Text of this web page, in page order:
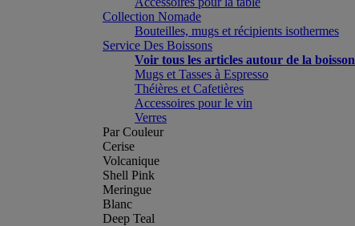
Collection Nomade
Bouteilles, mugs et récipients isothermes
Service Des Boissons
Voir tous les articles autour de la boisson
Mugs et Tasses à Espresso
Théières et Cafetières
Accessoires pour le vin
Verres
Par Couleur
Cerise
Volcanique
Shell Pink
Meringue
Blanc
Deep Teal